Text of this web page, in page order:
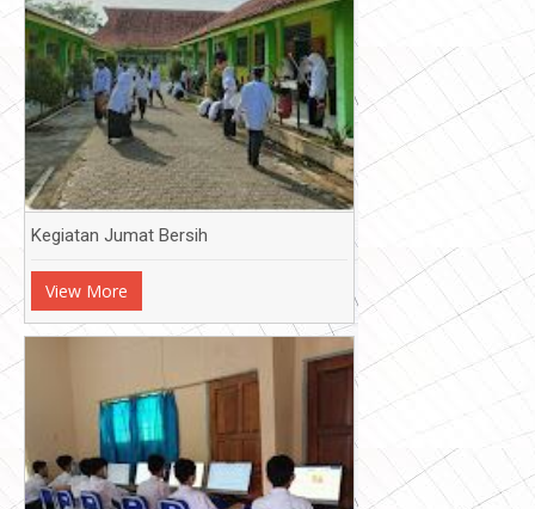
Kegiatan Jumat Bersih
View More